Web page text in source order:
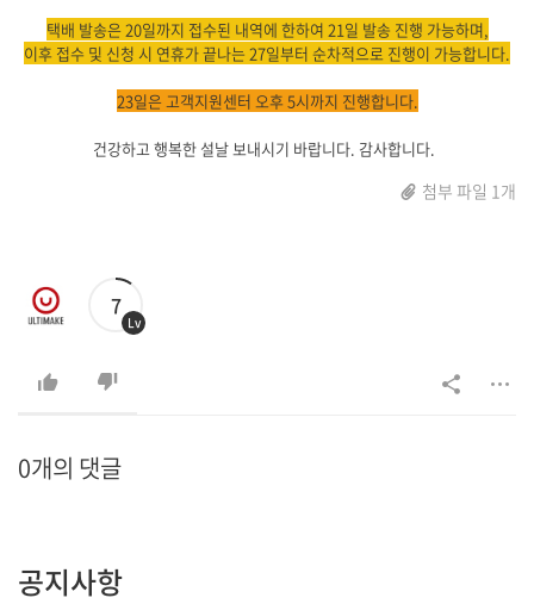
택배 발송은 20일까지 접수된 내역에 한하여 21일 발송 진행 가능하며,
이후 접수 및 신청 시 연휴가 끝나는 27일부터 순차적으로 진행이 가능합니다.
23일은 고객지원센터 오후 5시까지 진행합니다.
건강하고 행복한 설날 보내시기 바랍니다. 감사합니다.
첨부 파일 1개
7
Lv
0개의 댓글
공지사항